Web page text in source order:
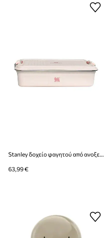
Stanley δοχείο φαγητού από ανοξείδωτο χάλυβα 2 λίτρα
63,99 €